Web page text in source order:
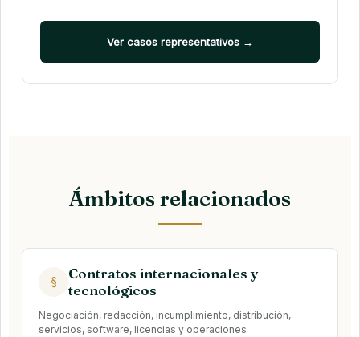
Ver casos representativos →
Ámbitos relacionados
§
Contratos internacionales y
tecnológicos
Negociación, redacción, incumplimiento, distribución,
servicios, software, licencias y operaciones